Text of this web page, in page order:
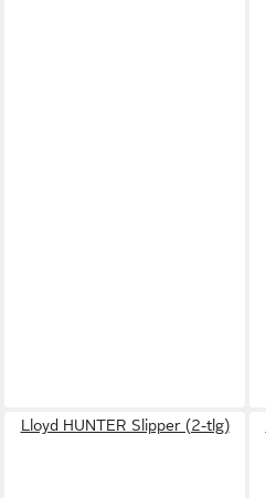
Lloyd HUNTER Slipper (2-tlg)